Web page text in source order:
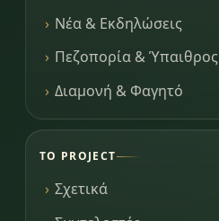
Νέα & Εκδηλώσεις
Πεζοπορία & Ύπαιθρος
Διαμονή & Φαγητό
ΤΟ PROJECT
Σχετικά